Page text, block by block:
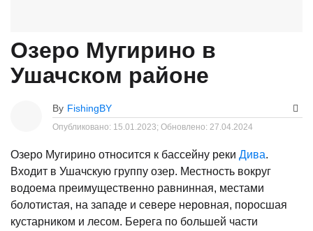
Озеро Мугирино в
Ушачском районе
By FishingBY
Опубликовано: 15.01.2023; Обновлено: 27.04.2024
Озеро Мугирино относится к бассейну реки Дива.
Входит в Ушачскую группу озер. Местность вокруг
водоема преимущественно равнинная, местами
болотистая, на западе и севере неровная, поросшая
кустарником и лесом. Берега по большей части